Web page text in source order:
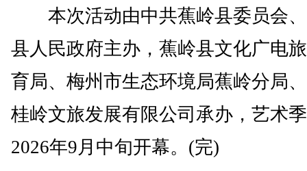
本次活动由中共蕉岭县委员会
县人民政府主办，蕉岭县文化广电
育局、梅州市生态环境局蕉岭分局
桂岭文旅发展有限公司承办，艺术
2026年9月中旬开幕。(完)